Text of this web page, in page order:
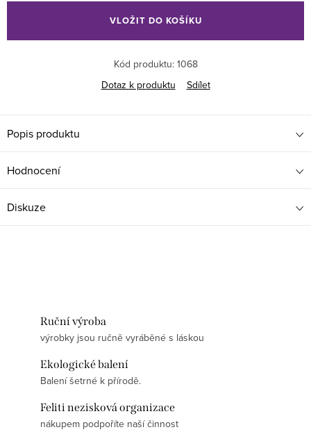
cena:
VLOŽIT DO KOŠÍKU
Kód produktu: 1068
Dotaz k produktu
Sdílet
Popis produktu
Hodnocení
Diskuze
Ruční výroba
výrobky jsou ručně vyráběné s láskou
Ekologické balení
Balení šetrné k přírodě.
Feliti nezisková organizace
nákupem podpoříte naší činnost